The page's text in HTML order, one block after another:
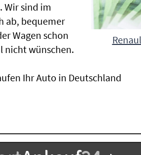
Wir sind im
ab, bequemer
Wagen schon
nicht wünschen.
Ihr Auto in Deutschland